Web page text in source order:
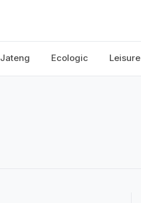
Jateng Ecologic Leisure